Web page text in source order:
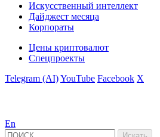
Искусственный интеллект
Дайджест месяца
Корпораты
Цены криптовалют
Спецпроекты
Telegram (AI)YouTube Facebook X
En